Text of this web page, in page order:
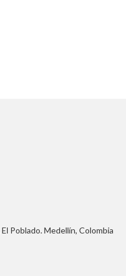
Poblado. Medellín, Colombia